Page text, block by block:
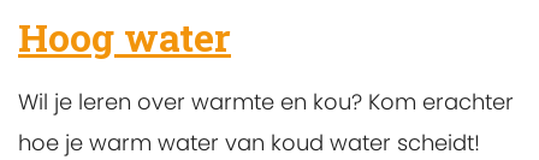
Hoog water
Wil je leren over warmte en kou? Kom erachter
hoe je warm water van koud water scheidt!